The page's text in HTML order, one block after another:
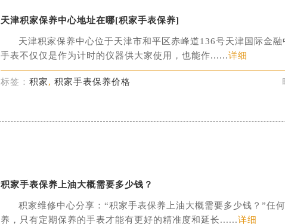
天津积家保养中心地址在哪[积家手表保养]
天津积家保养中心位于天津市和平区赤峰道136号天津国际金融
手表不仅仅是作为计时的仪器供大家使用，也能作......详细
标签： 积家, 积家手表保养价格
积家手表保养上油大概需要多少钱？
积家维修中心分享：“积家手表保养上油大概需要多少钱？”任
养，只有定期保养的手表才能有更好的精准度和延长......详细